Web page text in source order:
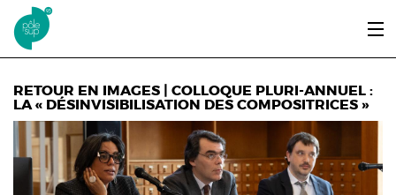
Aller au contenu principal
ÉTUDIANTS / DIPLÔMÉS
RETOUR EN IMAGES | COLLOQUE PLURI-ANNUEL :
LA « DÉSINVISIBILISATION DES COMPOSITRICES »